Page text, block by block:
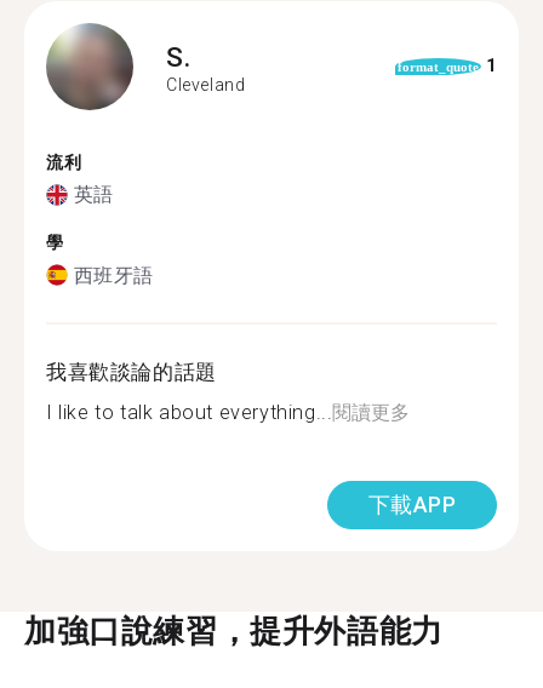
S.
Cleveland
format_quote 1
流利
英語
學
西班牙語
我喜歡談論的話題
I like to talk about everything... 閱讀更多
下載APP
加強口說練習，提升外語能力